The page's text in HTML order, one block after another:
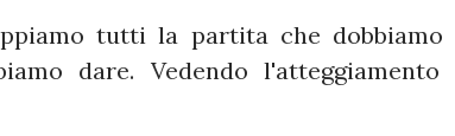
tutti la partita che
dare. Vedendo